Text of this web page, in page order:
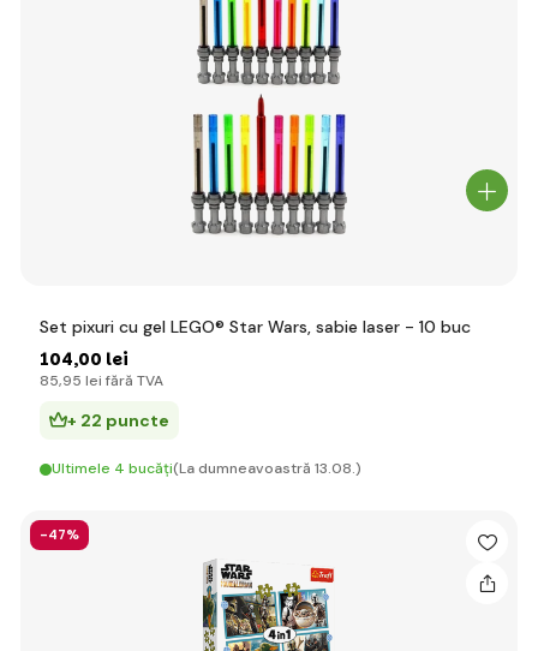
Set pixuri cu gel LEGO® Star Wars, sabie laser - 10 buc
104,00 lei
85,95 lei fără TVA
+ 22 puncte
Ultimele 4 bucăți(La dumneavoastră 13.08.)
-47%